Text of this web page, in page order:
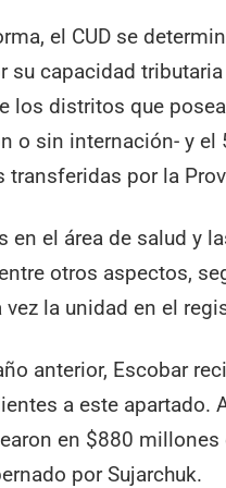
el CUD se
su capacidad
los distritos que
o sin internación- y
transferidas por la
en el área de salud y
otros aspectos,
vez la unidad en el
anterior, Escobar
a este apartado.
en $880
por Sujarchuk.